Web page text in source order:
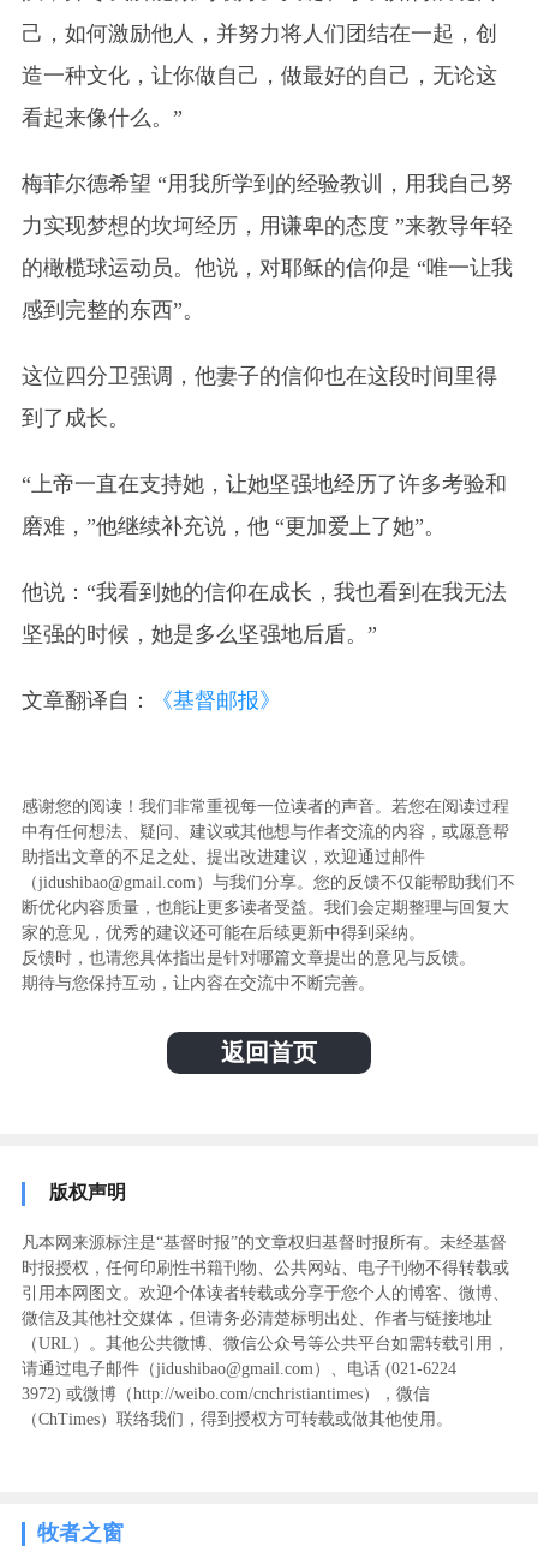
己，如何激励他人，并努力将人们团结在一起，创
造一种文化，让你做自己，做最好的自己，无论这
看起来像什么。”
梅菲尔德希望 “用我所学到的经验教训，用我自己努
力实现梦想的坎坷经历，用谦卑的态度 ”来教导年轻
的橄榄球运动员。他说，对耶稣的信仰是 “唯一让我
感到完整的东西”。
这位四分卫强调，他妻子的信仰也在这段时间里得
到了成长。
“上帝一直在支持她，让她坚强地经历了许多考验和
磨难，”他继续补充说，他 “更加爱上了她”。
他说：“我看到她的信仰在成长，我也看到在我无法
坚强的时候，她是多么坚强地后盾。”
文章翻译自： 《基督邮报》
感谢您的阅读！我们非常重视每一位读者的声音。若您在阅读过程
中有任何想法、疑问、建议或其他想与作者交流的内容，或愿意帮
助指出文章的不足之处、提出改进建议，欢迎通过邮件
（jidushibao@gmail.com）与我们分享。您的反馈不仅能帮助我们不
断优化内容质量，也能让更多读者受益。我们会定期整理与回复大
家的意见，优秀的建议还可能在后续更新中得到采纳。
反馈时，也请您具体指出是针对哪篇文章提出的意见与反馈。
期待与您保持互动，让内容在交流中不断完善。
返回首页
版权声明
凡本网来源标注是“基督时报”的文章权归基督时报所有。未经基督
时报授权，任何印刷性书籍刊物、公共网站、电子刊物不得转载或
引用本网图文。欢迎个体读者转载或分享于您个人的博客、微博、
微信及其他社交媒体，但请务必清楚标明出处、作者与链接地址
（URL）。其他公共微博、微信公众号等公共平台如需转载引用，
请通过电子邮件（jidushibao@gmail.com）、电话 (021-6224
3972) ‬或微博（http://weibo.com/cnchristiantimes），微信
（ChTimes）联络我们，得到授权方可转载或做其他使用。
牧者之窗